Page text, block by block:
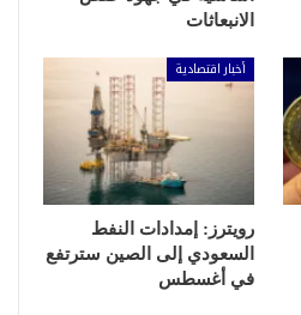
الانبعاثات
أخبار اقتصادية
رويترز: إمدادات النفط
السعودي إلى الصين سترتفع
في أغسطس